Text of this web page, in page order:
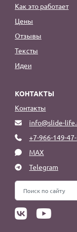
Как это работает
Цены
Отзывы
Тексты
Идеи
КОНТАКТЫ
Контакты
info@slide-
+7-966-149-
MAX
Telegram